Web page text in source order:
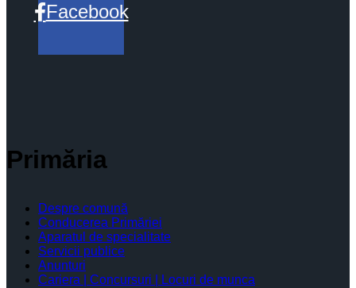
Facebook
Primăria
Despre comună
Conducerea Primăriei
Aparatul de specialitate
Servicii publice
Anunturi
Cariera | Concursuri | Locuri de munca